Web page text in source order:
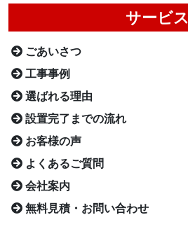
サービス
ごあいさつ
工事事例
選ばれる理由
設置完了までの流れ
お客様の声
よくあるご質問
会社案内
無料見積・お問い合わせ